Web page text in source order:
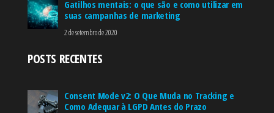
Gatilhos mentais: o que são e como utilizar em
suas campanhas de marketing
2 de setembro de 2020
POSTS RECENTES
Consent Mode v2: O Que Muda no Tracking e
Como Adequar à LGPD Antes do Prazo